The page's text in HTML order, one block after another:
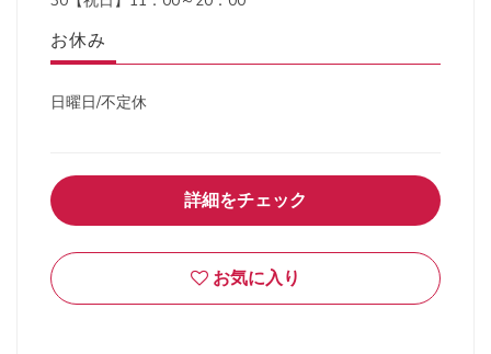
お休み
日曜日/不定休
詳細をチェック
お気に入り